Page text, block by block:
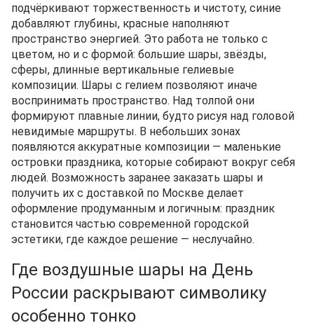
подчёркивают торжественность и чистоту, синие
добавляют глубины, красные наполняют
пространство энергией. Это работа не только с
цветом, но и с формой: большие шары, звёзды,
сферы, длинные вертикальные гелиевые
композиции. Шары с гелием позволяют иначе
воспринимать пространство. Над толпой они
формируют плавные линии, будто рисуя над головой
невидимые маршруты. В небольших зонах
появляются аккуратные композиции — маленькие
островки праздника, которые собирают вокруг себя
людей. Возможность заранее заказать шары и
получить их с доставкой по Москве делает
оформление продуманным и логичным: праздник
становится частью современной городской
эстетики, где каждое решение — неслучайно.
Где воздушные шары на День
России раскрывают символику
особенно тонко